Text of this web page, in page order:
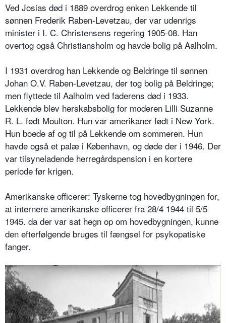
Ved Josias død i 1889 overdrog enken Lekkende til
sønnen Frederik Raben-Levetzau, der var udenrigs
minister i I. C. Christensens regering 1905-08. Han
overtog også Christiansholm og havde bolig på Aalholm.
I 1931 overdrog han Lekkende og Beldringe til sønnen
Johan O.V. Raben-Levetzau, der tog bolig på Beldringe;
men flyttede til Aalholm ved faderens død i 1933.
Lekkende blev herskabsbolig for moderen Lilli Suzanne
R. L. født Moulton. Hun var amerikaner født i New York.
Hun boede af og til på Lekkende om sommeren. Hun
havde også et palæ i København, og døde der i 1946. Der
var tilsyneladende herregårdspension i en kortere
periode før krigen.
Amerikanske officerer: Tyskerne tog hovedbygningen for,
at internere amerikanske officerer fra 28/4 1944 til 5/5
1945. da der var sat hegn op om hovedbygningen, kunne
den efterfølgende bruges til fængsel for psykopatiske
fanger.